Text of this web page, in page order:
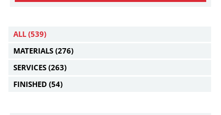
ALL (539)
MATERIALS (276)
SERVICES (263)
FINISHED (54)